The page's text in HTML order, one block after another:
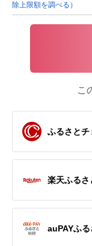
除上限額を調べる）
こ
ふるさとチ
楽天ふるさ
auPAYふ